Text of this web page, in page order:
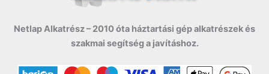
Netlap Alkatrész – 2010 óta háztartási gép alkatrészek és
szakmai segítség a javításhoz.